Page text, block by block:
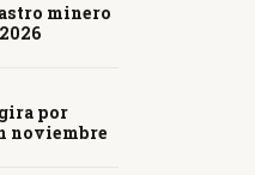
minero
por
noviembre